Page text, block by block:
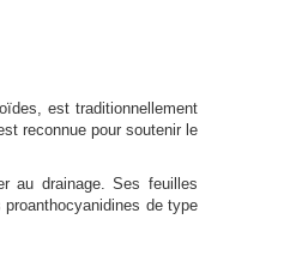
est traditionnellement
reconnue pour soutenir le
au drainage. Ses feuilles
de type